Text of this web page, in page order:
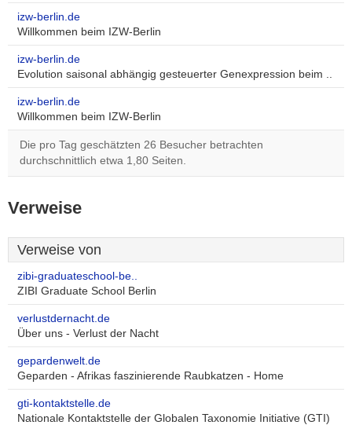
izw-berlin.de
Willkommen beim IZW-Berlin
izw-berlin.de
Evolution saisonal abhängig gesteuerter Genexpression beim ..
izw-berlin.de
Willkommen beim IZW-Berlin
Die pro Tag geschätzten 26 Besucher betrachten
durchschnittlich etwa 1,80 Seiten.
Verweise
Verweise von
zibi-graduateschool-be..
ZIBI Graduate School Berlin
verlustdernacht.de
Über uns - Verlust der Nacht
gepardenwelt.de
Geparden - Afrikas faszinierende Raubkatzen - Home
gti-kontaktstelle.de
Nationale Kontaktstelle der Globalen Taxonomie Initiative (GTI)